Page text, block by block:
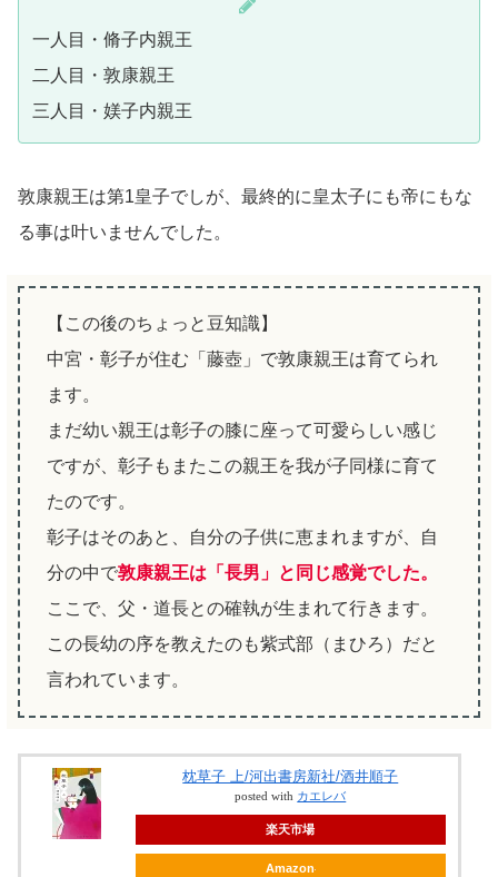
一人目・脩子内親王
二人目・敦康親王
三人目・媄子内親王
敦康親王は第1皇子でしが、最終的に皇太子にも帝にもな
る事は叶いませんでした。
【この後のちょっと豆知識】
中宮・彰子が住む「藤壺」で敦康親王は育てられ
ます。
まだ幼い親王は彰子の膝に座って可愛らしい感じ
ですが、彰子もまたこの親王を我が子同様に育て
たのです。
彰子はそのあと、自分の子供に恵まれますが、自
分の中で敦康親王は「長男」と同じ感覚でした。
ここで、父・道長との確執が生まれて行きます。
この長幼の序を教えたのも紫式部（まひろ）だと
言われています。
枕草子 上/河出書房新社/酒井順子
posted with カエレバ
楽天市場
Amazon